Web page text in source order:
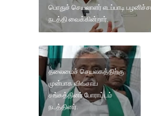
பொதுச் செயலாளர் எடப்பாடி
நடத்தி வைக்கின்றார்.
தலைமைச் செயலகத்திற்கு
முன்பாக விவசாய
சங்கத்தினர் போராட்டம்
நடத்தினர்.